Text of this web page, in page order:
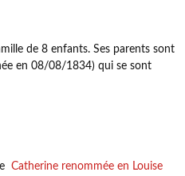
de 8 enfants. Ses parents sont
en 08/08/1834) qui se sont
Catherine renommée en Louise